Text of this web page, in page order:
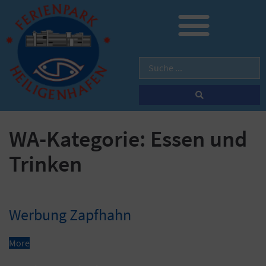
WA-Kategorie: Essen und
Trinken
Werbung Zapfhahn
More